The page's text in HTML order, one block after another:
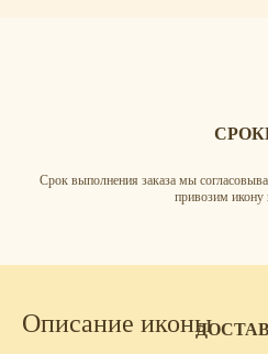
Срок выполнения заказа мы
привозим икону
Описание иконы